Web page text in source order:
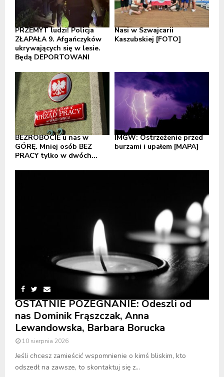
PRZEMYT ludzi! Policja
ZŁAPAŁA 9. Afgańczyków
ukrywających się w lesie.
Będą DEPORTOWANI
Nasi w Szwajcarii
Kaszubskiej [FOTO]
BEZROBOCIE u nas w
GÓRĘ. Mniej osób BEZ
PRACY tylko w dwóch...
IMGW: Ostrzeżenie przed
burzami i upałem [MAPA]
OSTATNIE POŻEGNANIE: Odeszli od
nas Dominik Frąszczak, Anna
Lewandowska, Barbara Borucka
10 sierpnia 2026
Jeśli chcesz zamieścić wspomnienie o kimś bliskim, kto
odszedł na zawsze, to skontaktuj się z...